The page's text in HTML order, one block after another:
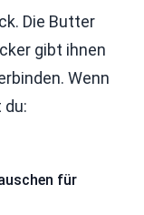
Die Butter
gibt ihnen
Wenn
für